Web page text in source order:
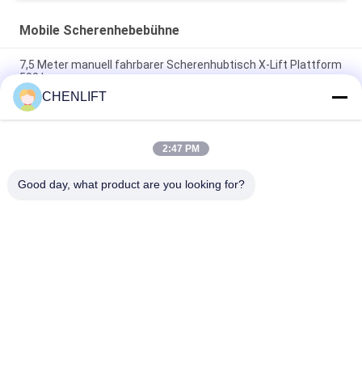
Mobile Scherenhebebühne
7,5 Meter manuell fahrbarer Scherenhubtisch X-Lift Plattform
500 kg
14M kleiner elektrischer Scherenhubtisch mit motorisiertem
Gerät, Tragfähigkeit 450 kg
Mini-Handhubarbeitsbühne 3,9 Meter mit rutschfester
CHENLIFT
2:47 PM
Good day, what product are you looking for?